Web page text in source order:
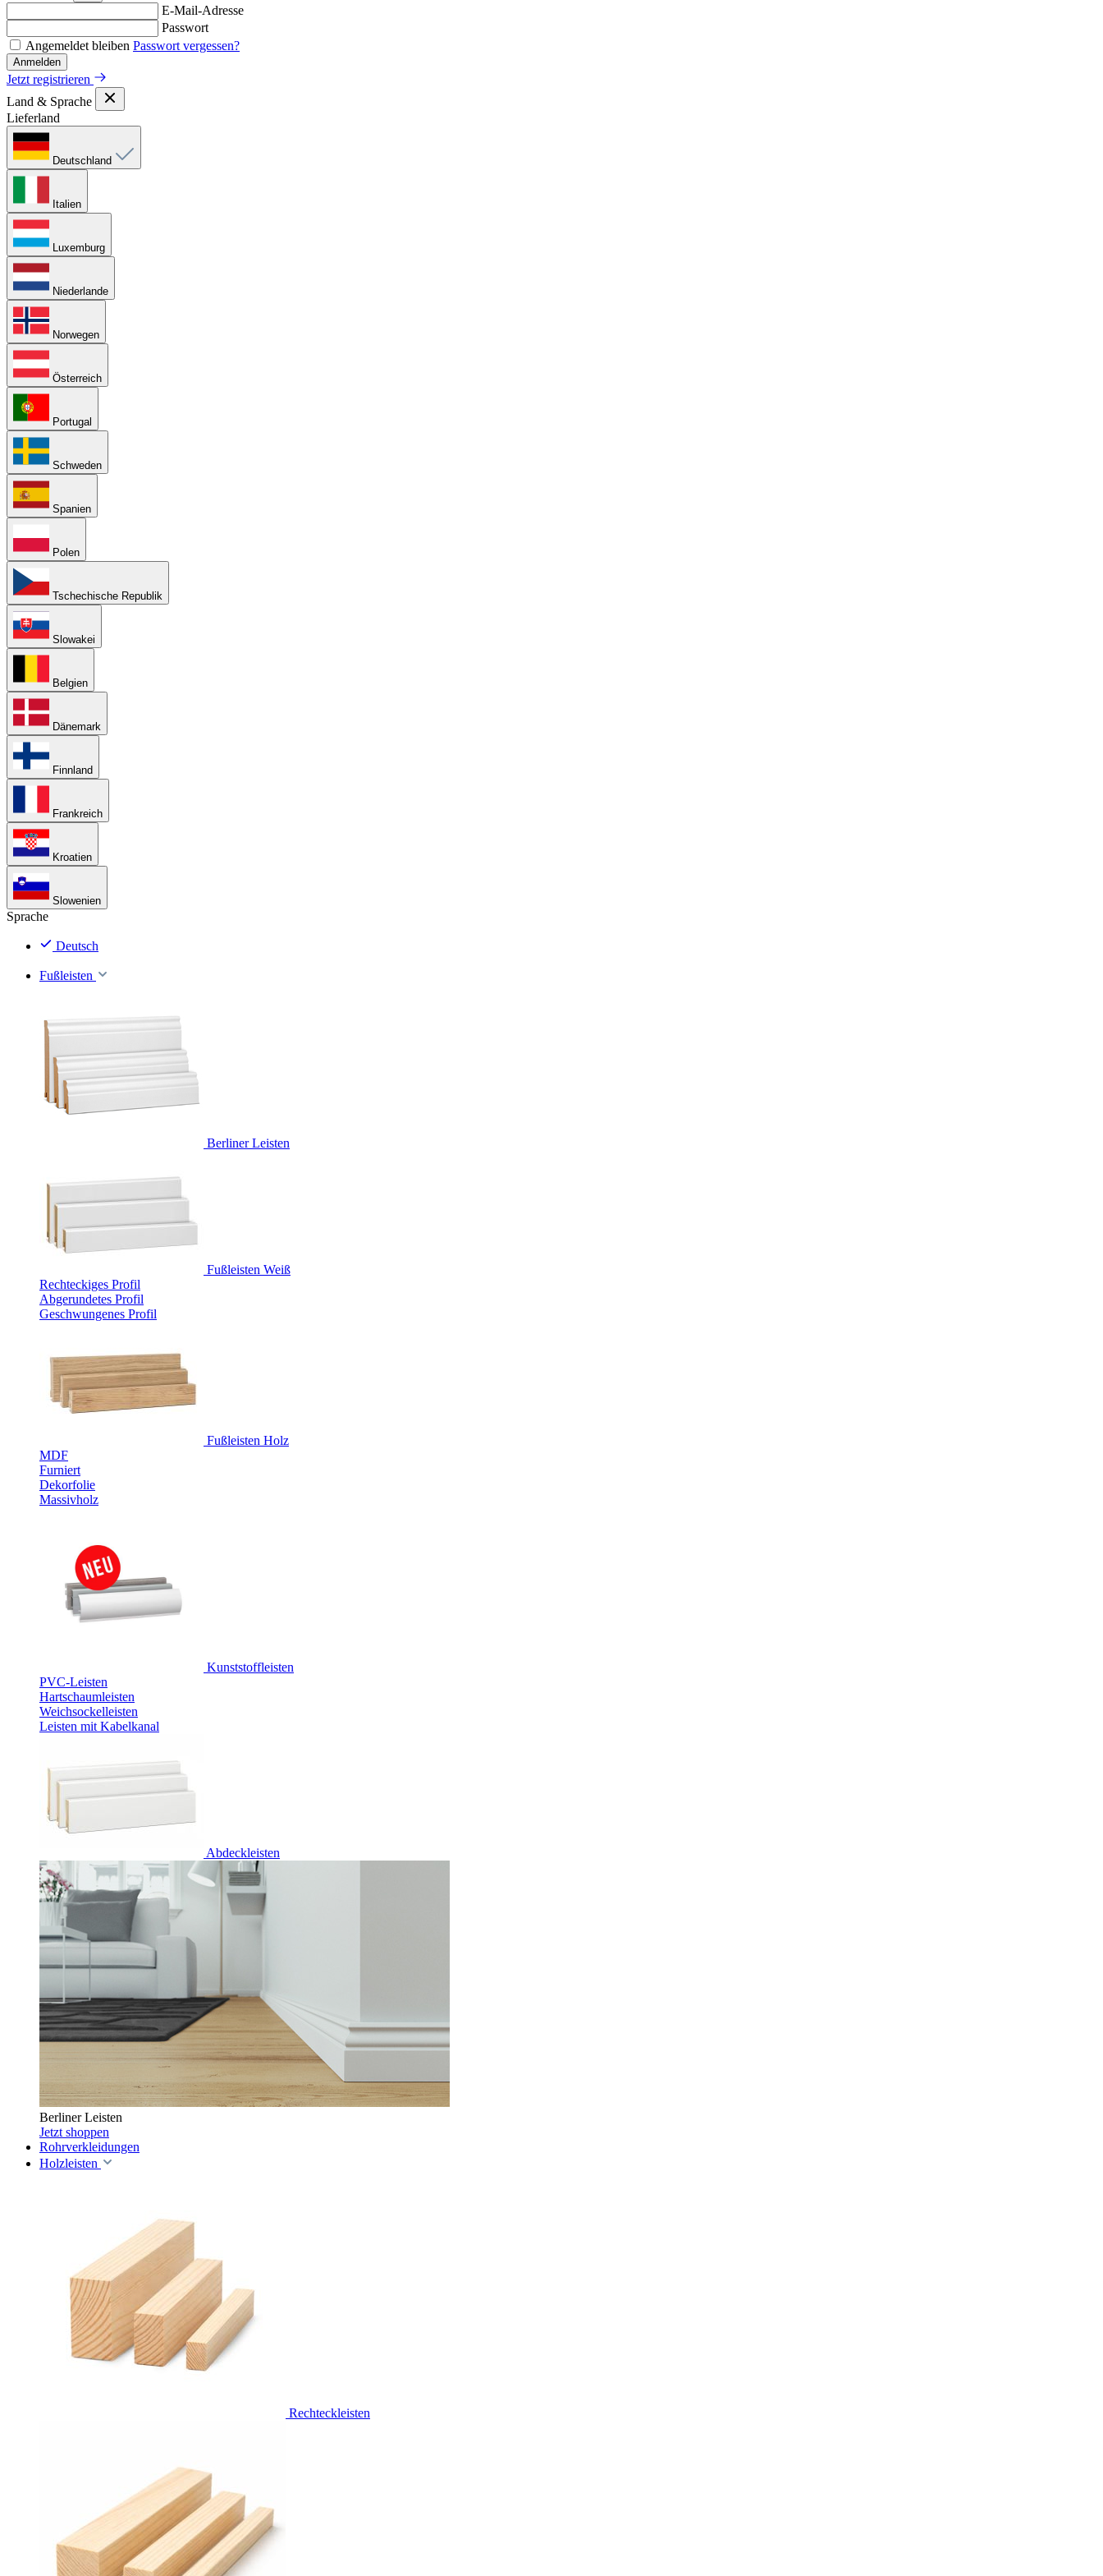
E-Mail-Adresse
Passwort
Angemeldet bleiben Passwort vergessen?
Anmelden
Jetzt registrieren
Land & Sprache
Lieferland
Deutschland
Italien
Luxemburg
Niederlande
Norwegen
Österreich
Portugal
Schweden
Spanien
Polen
Tschechische Republik
Slowakei
Belgien
Dänemark
Finnland
Frankreich
Kroatien
Slowenien
Sprache
Deutsch
Fußleisten
Berliner Leisten
Fußleisten Weiß
Rechteckiges Profil
Abgerundetes Profil
Geschwungenes Profil
Fußleisten Holz
MDF
Furniert
Dekorfolie
Massivholz
Kunststoffleisten
PVC-Leisten
Hartschaumleisten
Weichsockelleisten
Leisten mit Kabelkanal
Abdeckleisten
Berliner Leisten
Jetzt shoppen
Rohrverkleidungen
Holzleisten
Rechteckleisten